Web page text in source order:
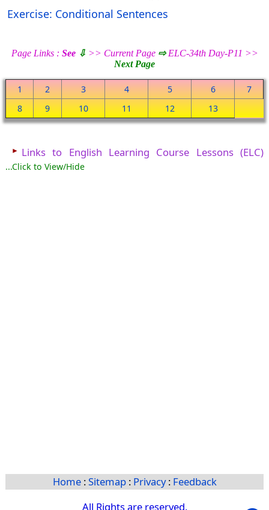
Exercise: Conditional Sentences
Page Links : See ⇩>> Current Page ⇨ELC-34th Day-P11 >>
Next Page
1 2 3 4 5 6
7
8
9 10 11 12 13
► Links to English Learning Course Lessons (ELC)
...Click to View/Hide
Home :Sitemap : Privacy: Feedback
All Rights are reserved.